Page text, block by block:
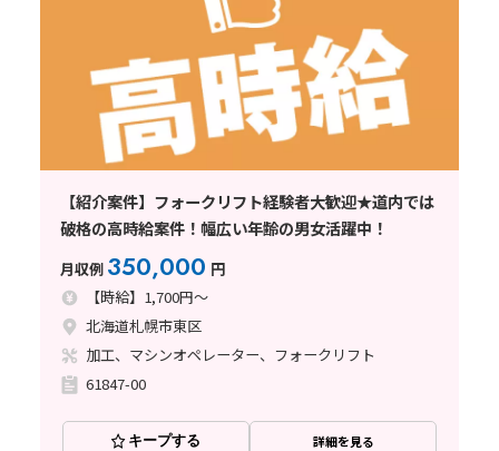
【紹介案件】フォークリフト経験者大歓迎★道内では
破格の高時給案件！幅広い年齢の男女活躍中！
月収例 350,000 円
【時給】1,700円～
北海道札幌市東区
加工、マシンオペレーター、フォークリフト
61847-00
キープする 詳細を見る